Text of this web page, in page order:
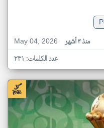
May 04, 2026
منذ ٣ أشهر
عدد الكلمات: ٢٣١